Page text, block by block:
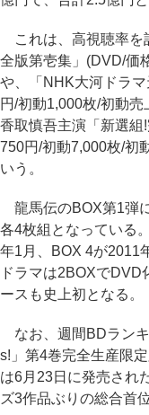
これは、高視聴率を
全版第壱集」(DVD/価
や、「NHK大河ドラ
円/初動1,000枚/初動売
香取慎吾主演「新選
750円/初動7,000枚/初
いう。
龍馬伝のBOX第1弾
各4枚組となっている
年1月、BOX 4が2011
ドラマは2BOXでDVD
ースも史上初となる。
なお、週間BDラン
s!」第4巻完全生産限
は6月23日に発売され
ズ3作品ぶりの総合首